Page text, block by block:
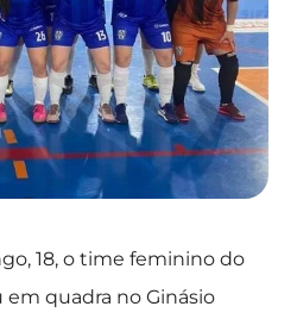
18, o time feminino do
quadra no Ginásio